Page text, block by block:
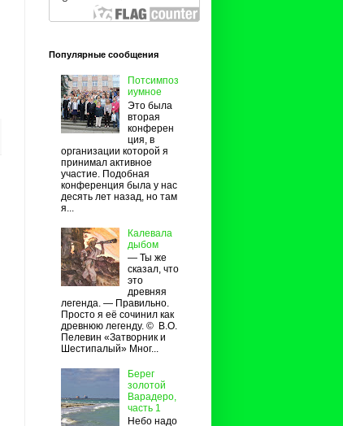
Популярные сообщения
Потсимпоз
иумное
Это была
вторая
конферен
ция, в
организации которой я
принимал активное
участие. Подобная
конференция была у нас
десять лет назад, но там
я...
Калевала
дыбом
— Ты же
сказал, что
это
древняя
легенда. — Правильно.
Просто я её сочинил как
древнюю легенду. © В.О.
Пелевин «Затворник и
Шестипалый» Мног...
Берег
золотой
Варадеро,
часть 1
Небо надо